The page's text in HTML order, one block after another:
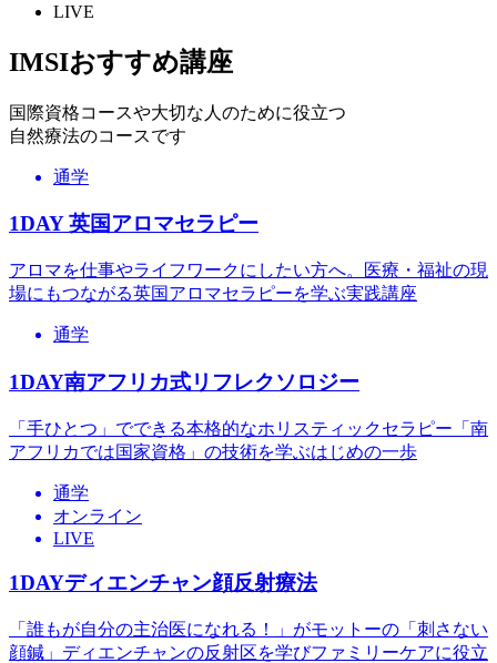
LIVE
IMSIおすすめ講座
国際資格コースや大切な人のために役立つ
自然療法のコースです
通学
1DAY 英国アロマセラピー
アロマを仕事やライフワークにしたい方へ。医療・福祉の現
場にもつながる英国アロマセラピーを学ぶ実践講座
通学
1DAY南アフリカ式リフレクソロジー
「手ひとつ」でできる本格的なホリスティックセラピー「南
アフリカでは国家資格」の技術を学ぶはじめの一歩
通学
オンライン
LIVE
1DAYディエンチャン顔反射療法
「誰もが自分の主治医になれる！」がモットーの「刺さない
顔鍼」ディエンチャンの反射区を学びファミリーケアに役立